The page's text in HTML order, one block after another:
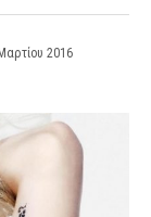
2016